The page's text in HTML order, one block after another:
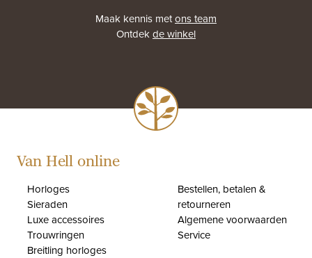
Maak kennis metons team
Ontdekde winkel
Van Hell online
Horloges
Sieraden
Luxe accessoires
Trouwringen
Breitling horloges
Bestellen, betalen &
retourneren
Algemene voorwaarden
Service